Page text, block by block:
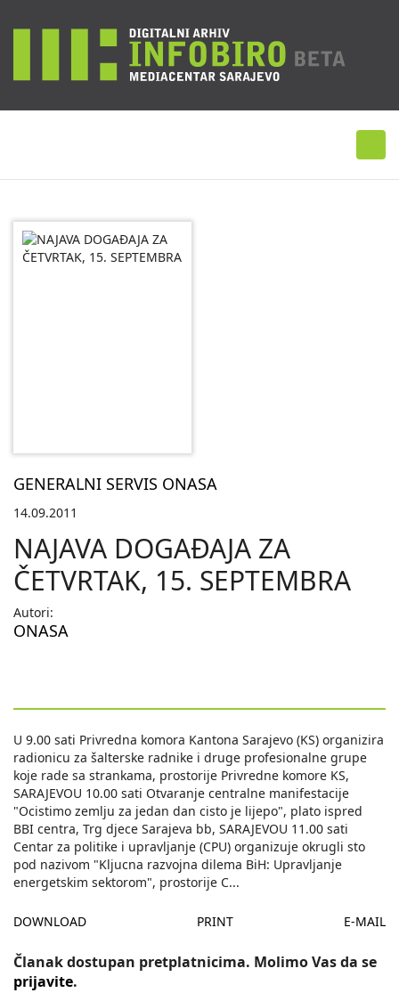
GENERALNI SERVIS ONASA
14.09.2011
NAJAVA DOGAÐAJA ZA
ČETVRTAK, 15. SEPTEMBRA
Autori:
ONASA
U 9.00 sati Privredna komora Kantona Sarajevo (KS) organizira
radionicu za šalterske radnike i druge profesionalne grupe
koje rade sa strankama, prostorije Privredne komore KS,
SARAJEVOU 10.00 sati Otvaranje centralne manifestacije
"Ocistimo zemlju za jedan dan cisto je lijepo", plato ispred
BBI centra, Trg djece Sarajeva bb, SARAJEVOU 11.00 sati
Centar za politike i upravljanje (CPU) organizuje okrugli sto
pod nazivom "Kljucna razvojna dilema BiH: Upravljanje
energetskim sektorom", prostorije C...
DOWNLOAD PRINT E-MAIL
Članak dostupan pretplatnicima. Molimo Vas da se
prijavite.